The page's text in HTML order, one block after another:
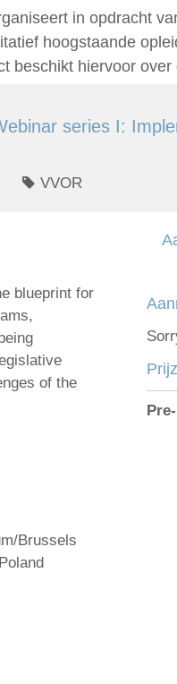
in opdracht
hoogstaande
beschikt hiervoor
series I:
VVOR
blueprint for
of the
Brussels